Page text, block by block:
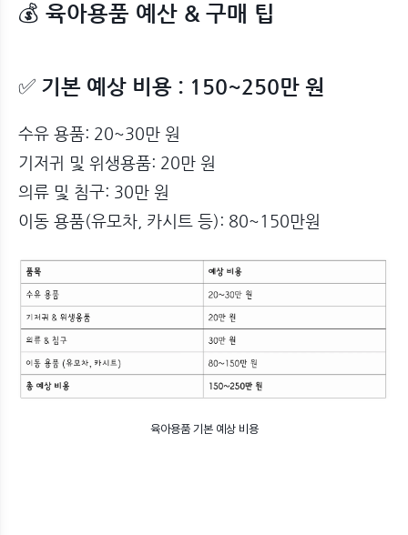
💰 육아용품 예산 & 구매 팁
✅ 기본 예상 비용 : 150~250만 원
수유 용품: 20~30만 원
기저귀 및 위생용품: 20만 원
의류 및 침구: 30만 원
이동 용품(유모차, 카시트 등): 80~150만원
육아용품 기본 예상 비용